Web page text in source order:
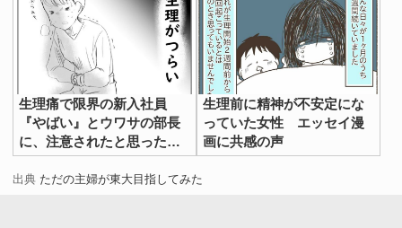
生理痛で限界の新入社員
『やばい』とウワサの部長
に、注意されたと思った
ら…
生理前に精神が不安定にな
っていた女性 エッセイ漫
画に共感の声
出典 ただの主婦が東大目指してみた